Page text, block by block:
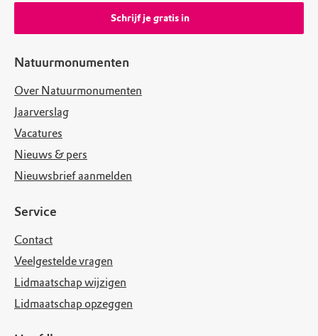
Natuurmonumenten
Over Natuurmonumenten
Jaarverslag
Vacatures
Nieuws & pers
Nieuwsbrief aanmelden
Service
Contact
Veelgestelde vragen
Lidmaatschap wijzigen
Lidmaatschap opzeggen
Schrijf je gratis in